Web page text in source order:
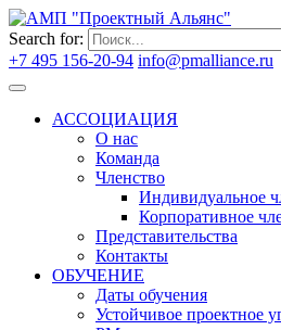
Search for:
+7 495 156-20-94 info@pmalliance.ru
АССОЦИАЦИЯ
О нас
Команда
Членство
Индивидуальное
Корпоративное
Представительства
Контакты
ОБУЧЕНИЕ
Даты обучения
Устойчивое проектное